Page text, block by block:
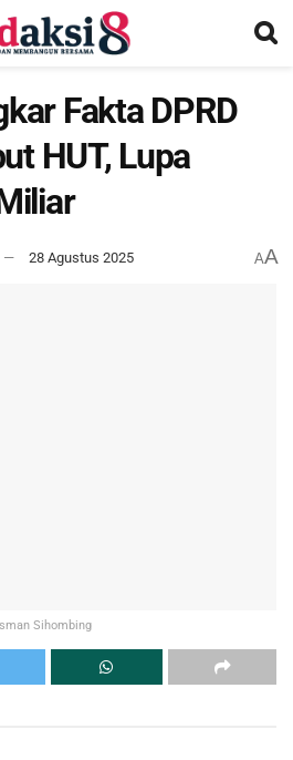
Fakta DPRD
HUT, Lupa
28 Agustus 2025 AA
Sihombing